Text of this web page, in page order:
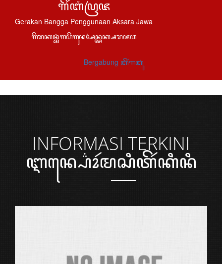
ꦒꦼꦂꦧꦁꦥꦿꦗ
Gerakan Bangga Penggunaan Aksara Jawa
ꦒꦼꦫꦏꦤ꧀ꦧꦁꦒꦥꦼꦁꦒꦸꦤꦄꦤ꧀ꦄꦏ꧀ꦱꦫꦗꦮ
Bergabung ꦧꦼꦂꦒꦧꦸꦁ
INFORMASI TERKINI
ꦆꦤ꧀ꦥ꦳ꦺꦴꦂꦩꦱꦶꦠꦼꦂꦏꦶꦤꦶ